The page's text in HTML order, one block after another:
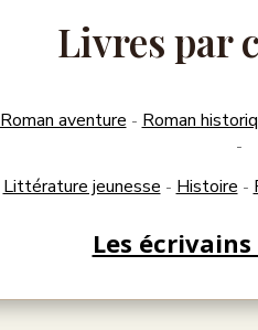
Livres par
Roman aventure - Roman
-
Littérature jeunesse - Histoire -
Les